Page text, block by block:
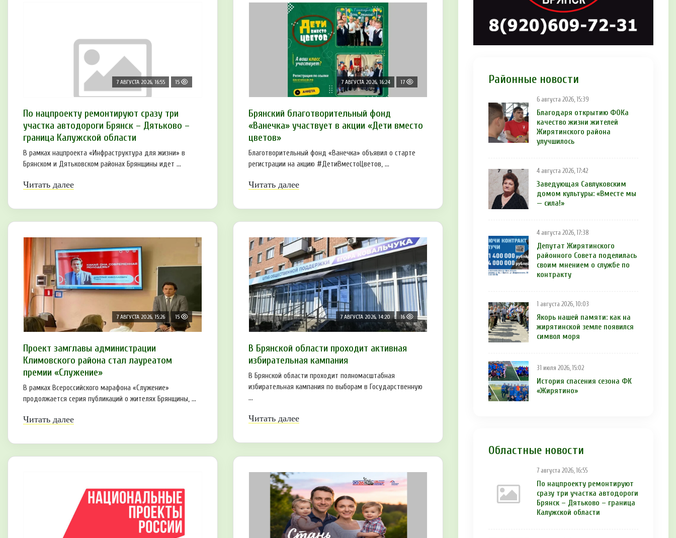
7 АВГУСТА 2026, 16:55 15
По нацпроекту ремонтируют сразу три
участка автодороги Брянск – Дятьково –
граница Калужской области
В рамках нацпроекта «Инфраструктура для жизни» в
Брянском и Дятьковском районах Брянщины идет ...
Читать далее
7 АВГУСТА 2026, 16:24 17
Брянский благотворительный фонд
«Ванечка» участвует в акции «Дети вместо
цветов»
Благотворительный фонд «Ванечка» объявил о старте
регистрации на акцию #ДетиВместоЦветов, ...
Читать далее
7 АВГУСТА 2026, 15:26 15
Проект замглавы администрации
Климовского района стал лауреатом
премии «Служение»
В рамках Всероссийского марафона «Служение»
продолжается серия публикаций о жителях Брянщины, ...
Читать далее
7 АВГУСТА 2026, 14:20 16
В Брянской области проходит активная
избирательная кампания
В Брянской области проходит полномасштабная
избирательная кампания по выборам в Государственную
...
Читать далее
Районные новости
6 августа 2026, 15:39
Благодаря открытию ФОКа
качество жизни жителей
Жирятинского района
улучшилось
4 августа 2026, 17:42
Заведующая Савлуковским
домом культуры: «Вместе мы
— сила!»
4 августа 2026, 17:38
Депутат Жирятинского
районного Совета поделилась
своим мнением о службе по
контракту
1 августа 2026, 10:03
Якорь нашей памяти: как на
жирятинской земле появился
символ моря
31 июля 2026, 15:02
История спасения сезона ФК
«Жирятино»
Областные новости
7 августа 2026, 16:55
По нацпроекту ремонтируют
сразу три участка автодороги
Брянск – Дятьково – граница
Калужской области